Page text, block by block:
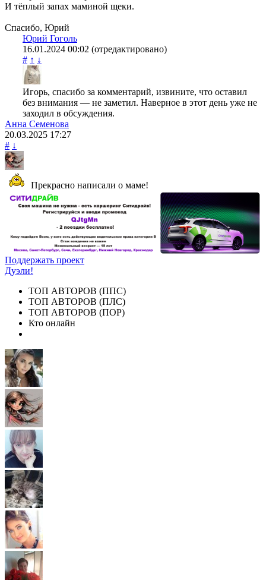
И тёплый запах маминой щеки.
Спасибо, Юрий
Юрий Гоголь
16.01.2024 00:02 (отредактировано)
# ↑ ↓
Игорь, спасибо за комментарий, извините, что оставил
без внимания — не заметил. Наверное в этот день уже не
заходил в обсуждения.
Анна Семенова
20.03.2025 17:27
# ↓
Прекрасно написали о маме!
Поддержать проект
Дуэли!
ТОП АВТОРОВ (ППС)
ТОП АВТОРОВ (ПЛС)
ТОП АВТОРОВ (ПОР)
Кто онлайн